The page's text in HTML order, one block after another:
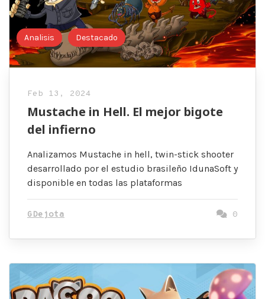
Analisis Destacado
Feb 13, 2024
Mustache in Hell. El mejor bigote
del infierno
Analizamos Mustache in hell, twin-stick shooter
desarrollado por el estudio brasileño IdunaSoft y
disponible en todas las plataformas
GDejota 0